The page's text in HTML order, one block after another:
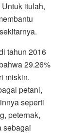
itulah,
tahun 2016
29.26%
miskin.
petani,
seperti
peternak,
sebagai